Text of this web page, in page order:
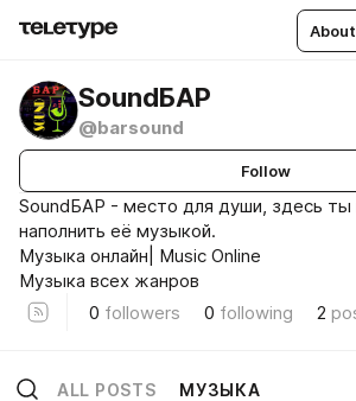
SoundБАР
@barsound
Follow
SoundБАР - место для души, здесь
наполнить её музыкой.
Музыка онлайн| Music Online
Музыка всех жанров
0 followers 0 following 2
ALL POSTS МУЗЫКА